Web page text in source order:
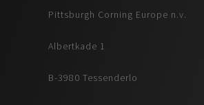
Pittsburgh Corning Europe n.v.
Albertkade 1
B-3980 Tessenderlo